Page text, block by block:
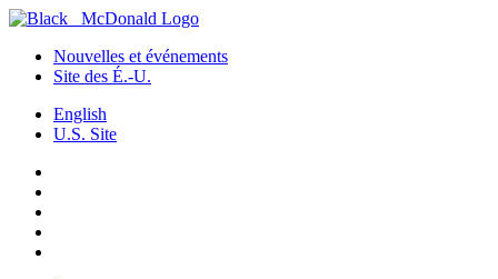
Nouvelles et événements
Site des É.-U.
English
U.S. Site